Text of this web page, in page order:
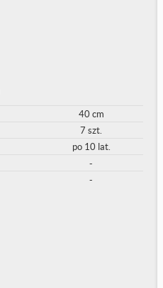
40 cm
7 szt.
po 10 lat.
-
-